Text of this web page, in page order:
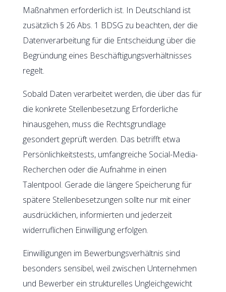
Maßnahmen erforderlich ist. In Deutschland ist
zusätzlich § 26 Abs. 1 BDSG zu beachten, der die
Datenverarbeitung für die Entscheidung über die
Begründung eines Beschäftigungsverhältnisses
regelt.
Sobald Daten verarbeitet werden, die über das für
die konkrete Stellenbesetzung Erforderliche
hinausgehen, muss die Rechtsgrundlage
gesondert geprüft werden. Das betrifft etwa
Persönlichkeitstests, umfangreiche Social-Media-
Recherchen oder die Aufnahme in einen
Talentpool. Gerade die längere Speicherung für
spätere Stellenbesetzungen sollte nur mit einer
ausdrücklichen, informierten und jederzeit
widerruflichen Einwilligung erfolgen.
Einwilligungen im Bewerbungsverhältnis sind
besonders sensibel, weil zwischen Unternehmen
und Bewerber ein strukturelles Ungleichgewicht